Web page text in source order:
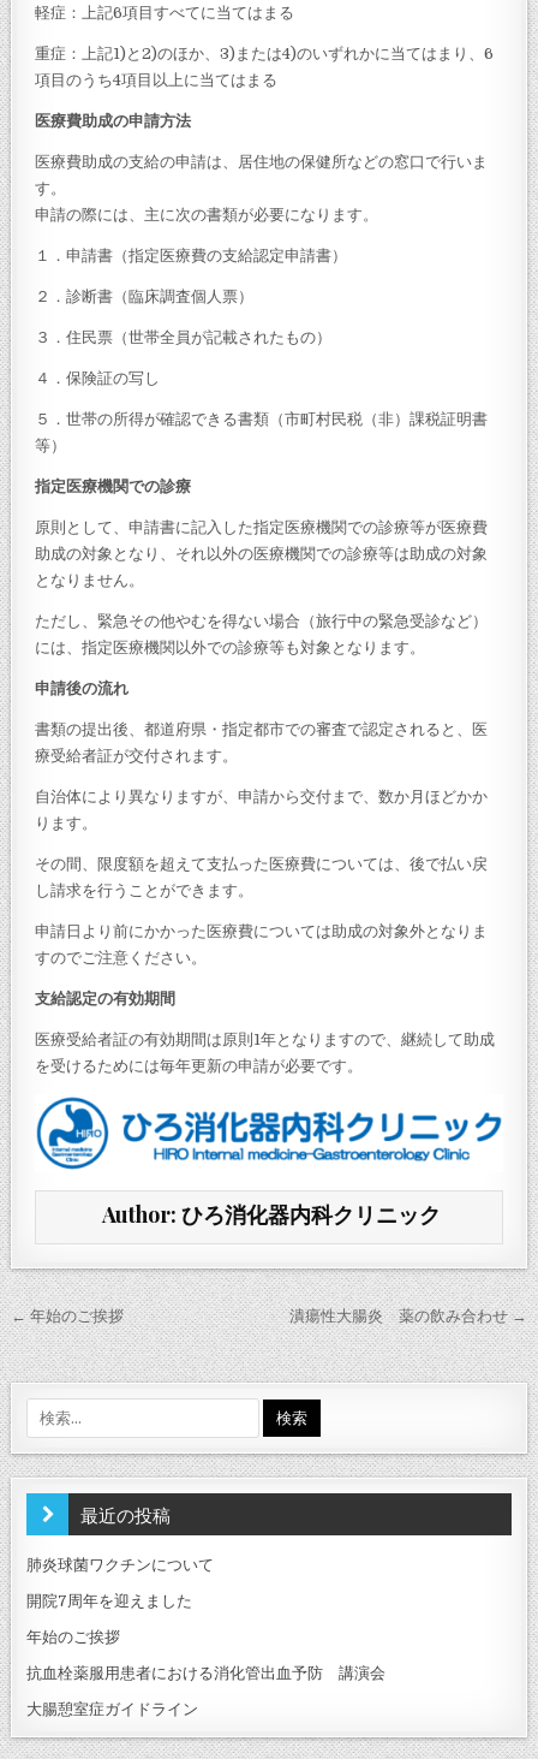
軽症：上記6項目すべてに当てはまる
重症：上記1)と2)のほか、3)または4)のいずれかに当てはまり、6
項目のうち4項目以上に当てはまる
医療費助成の申請方法
医療費助成の支給の申請は、居住地の保健所などの窓口で行いま
す。
申請の際には、主に次の書類が必要になります。
１．申請書（指定医療費の支給認定申請書）
２．診断書（臨床調査個人票）
３．住民票（世帯全員が記載されたもの）
４．保険証の写し
５．世帯の所得が確認できる書類（市町村民税（非）課税証明書
等）
指定医療機関での診療
原則として、申請書に記入した指定医療機関での診療等が医療費
助成の対象となり、それ以外の医療機関での診療等は助成の対象
となりません。
ただし、緊急その他やむを得ない場合（旅行中の緊急受診など）
には、指定医療機関以外での診療等も対象となります。
申請後の流れ
書類の提出後、都道府県・指定都市での審査で認定されると、医
療受給者証が交付されます。
自治体により異なりますが、申請から交付まで、数か月ほどかか
ります。
その間、限度額を超えて支払った医療費については、後で払い戻
し請求を行うことができます。
申請日より前にかかった医療費については助成の対象外となりま
すのでご注意ください。
支給認定の有効期間
医療受給者証の有効期間は原則1年となりますので、継続して助成
を受けるためには毎年更新の申請が必要です。
Author: ひろ消化器内科クリニック
投
稿
ナ
ビ
ゲ
ー
シ
ョ
ン
← 年始のご挨拶 潰瘍性大腸炎 薬の飲み合わせ →
索:
最近の投稿
肺炎球菌ワクチンについて
開院7周年を迎えました
年始のご挨拶
抗血栓薬服用患者における消化管出血予防 講演会
大腸憩室症ガイドライン